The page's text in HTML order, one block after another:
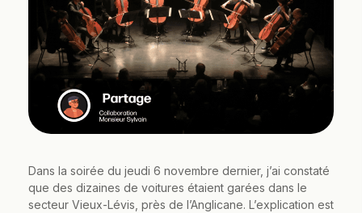
Dans la soirée du jeudi 6 novembre dernier, j’ai constaté
que des dizaines de voitures étaient garées dans le
secteur Vieux-Lévis, près de l’Anglicane. L’explication est